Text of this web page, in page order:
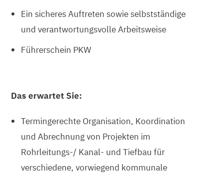
Ein sicheres Auftreten sowie selbstständige
und verantwortungsvolle Arbeitsweise
Führerschein PKW
Das erwartet Sie:
Termingerechte Organisation, Koordination
und Abrechnung von Projekten im
Rohrleitungs-/ Kanal- und Tiefbau für
verschiedene, vorwiegend kommunale